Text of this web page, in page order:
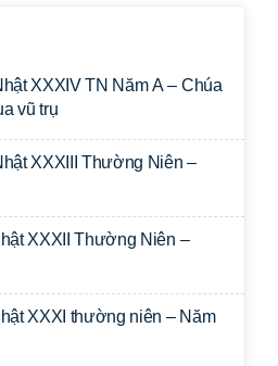
XXXIV TN Năm A – Chúa
vũ trụ
XXXIII Thường Niên –
XXXII Thường Niên –
XXXI thường niên – Năm